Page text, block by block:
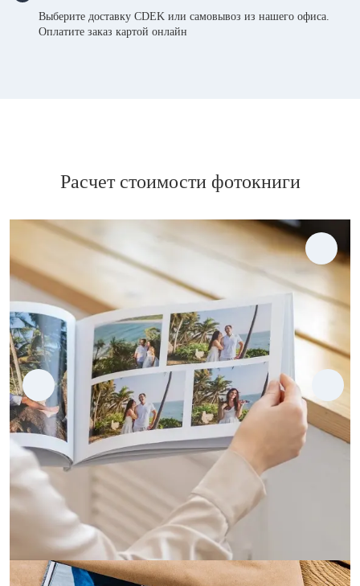
Выберите доставку CDEK или самовывоз из нашего офиса.
Оплатите заказ картой онлайн
Расчет стоимости фотокниги